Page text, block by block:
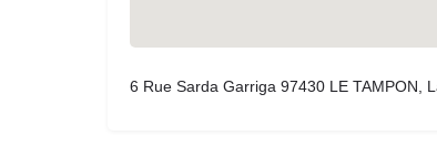
6 Rue Sarda Garriga 97430 LE TAMPON,